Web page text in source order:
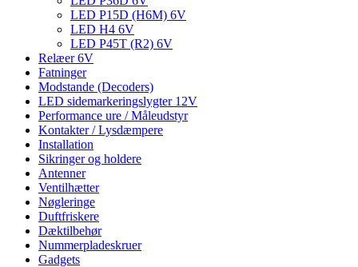
LED P15D (H6M) 6V
LED H4 6V
LED P45T (R2) 6V
Relæer 6V
Fatninger
Modstande (Decoders)
LED sidemarkeringslygter 12V
Performance ure / Måleudstyr
Kontakter / Lysdæmpere
Installation
Sikringer og holdere
Antenner
Ventilhætter
Nøgleringe
Duftfriskere
Dæktilbehør
Nummerpladeskruer
Gadgets